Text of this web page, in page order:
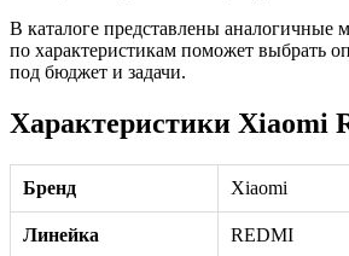
В каталоге представлены аналогичные
по характеристикам поможет выбрать
под бюджет и задачи.
Характеристики Xiaomi
Бренд Xiaomi
Линейка REDMI